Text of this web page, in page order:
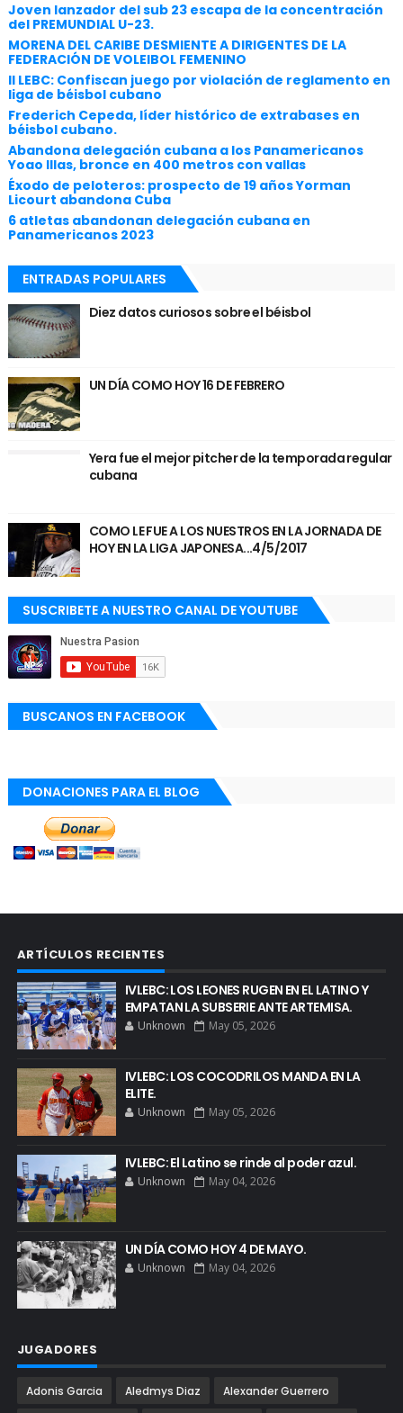
Joven lanzador del sub 23 escapa de la concentración
del PREMUNDIAL U-23.
MORENA DEL CARIBE DESMIENTE A DIRIGENTES DE LA
FEDERACIÓN DE VOLEIBOL FEMENINO
II LEBC: Confiscan juego por violación de reglamento en
liga de béisbol cubano
Frederich Cepeda, líder histórico de extrabases en
béisbol cubano.
Abandona delegación cubana a los Panamericanos
Yoao Illas, bronce en 400 metros con vallas
Éxodo de peloteros: prospecto de 19 años Yorman
Licourt abandona Cuba
6 atletas abandonan delegación cubana en
Panamericanos 2023
ENTRADAS POPULARES
Diez datos curiosos sobre el béisbol
UN DÍA COMO HOY 16 DE FEBRERO
Yera fue el mejor pitcher de la temporada regular
cubana
COMO LE FUE A LOS NUESTROS EN LA JORNADA DE
HOY EN LA LIGA JAPONESA...4/5/2017
SUSCRIBETE A NUESTRO CANAL DE YOUTUBE
BUSCANOS EN FACEBOOK
DONACIONES PARA EL BLOG
ARTÍCULOS RECIENTES
IVLEBC: LOS LEONES RUGEN EN EL LATINO Y
EMPATAN LA SUBSERIE ANTE ARTEMISA.
Unknown May 05, 2026
IVLEBC: LOS COCODRILOS MANDA EN LA
ELITE.
Unknown May 05, 2026
IVLEBC: El Latino se rinde al poder azul.
Unknown May 04, 2026
UN DÍA COMO HOY 4 DE MAYO.
Unknown May 04, 2026
JUGADORES
Adonis Garcia Aledmys Diaz Alexander Guerrero